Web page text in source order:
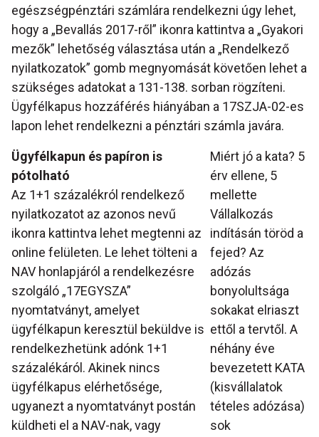
egészségpénztári számlára rendelkezni úgy lehet,
hogy a „Bevallás 2017-ről” ikonra kattintva a „Gyakori
mezők” lehetőség választása után a „Rendelkező
nyilatkozatok” gomb megnyomását követően lehet a
szükséges adatokat a 131-138. sorban rögzíteni.
Ügyfélkapus hozzáférés hiányában a 17SZJA-02-es
lapon lehet rendelkezni a pénztári számla javára.
Miért jó a kata? 5
érv ellene, 5
mellette
Vállalkozás
indításán töröd a
fejed? Az
adózás
bonyolultsága
sokakat elriaszt
ettől a tervtől. A
néhány éve
bevezetett KATA
(kisvállalatok
tételes adózása)
sok
Ügyfélkapun és papíron is
pótolható
Az 1+1 százalékról rendelkező
nyilatkozatot az azonos nevű
ikonra kattintva lehet megtenni az
online felületen. Le lehet tölteni a
NAV honlapjáról a rendelkezésre
szolgáló „17EGYSZA”
nyomtatványt, amelyet
ügyfélkapun keresztül beküldve is
rendelkezhetünk adónk 1+1
százalékáról. Akinek nincs
ügyfélkapus elérhetősége,
ugyanezt a nyomtatványt postán
küldheti el a NAV-nak, vagy